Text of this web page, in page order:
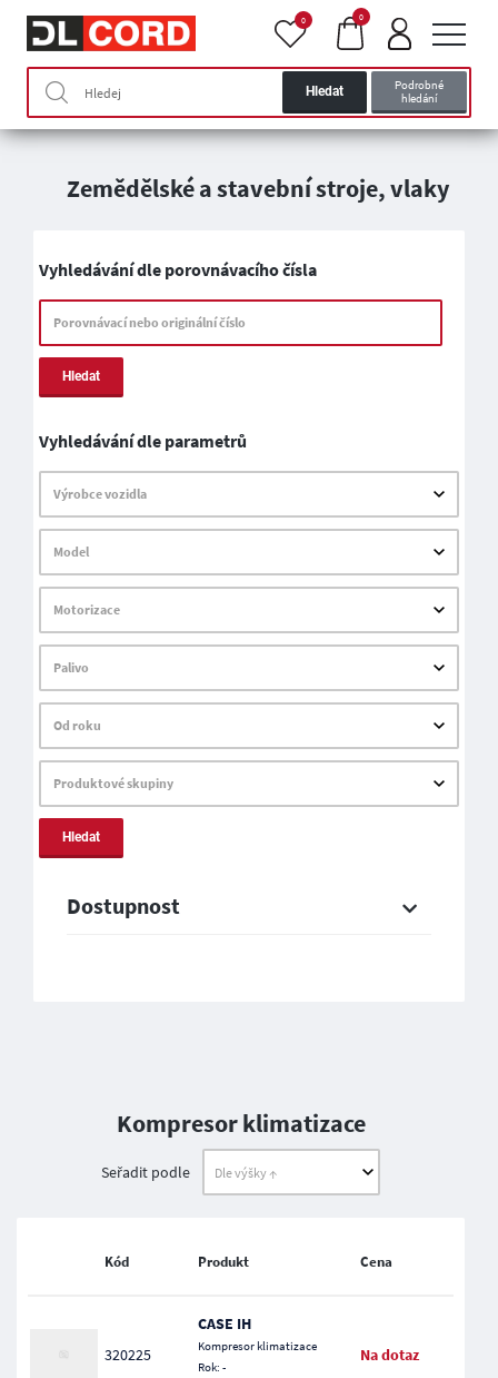
Hledat
Podrobné
hledání
0 0
Zemědělské a stavební stroje, vlaky
Vyhledávání dle porovnávacího čísla
Porovnávací nebo originální číslo
Hledat
Vyhledávání dle parametrů
Výrobce vozidla
Model
Motorizace
Palivo
Od roku
Produktové skupiny
Hledat
Dostupnost
Kompresor klimatizace
Seřadit podle
Kód Produkt Cena
320225
CASE IH
Kompresor klimatizace
Rok: -
Na dotaz